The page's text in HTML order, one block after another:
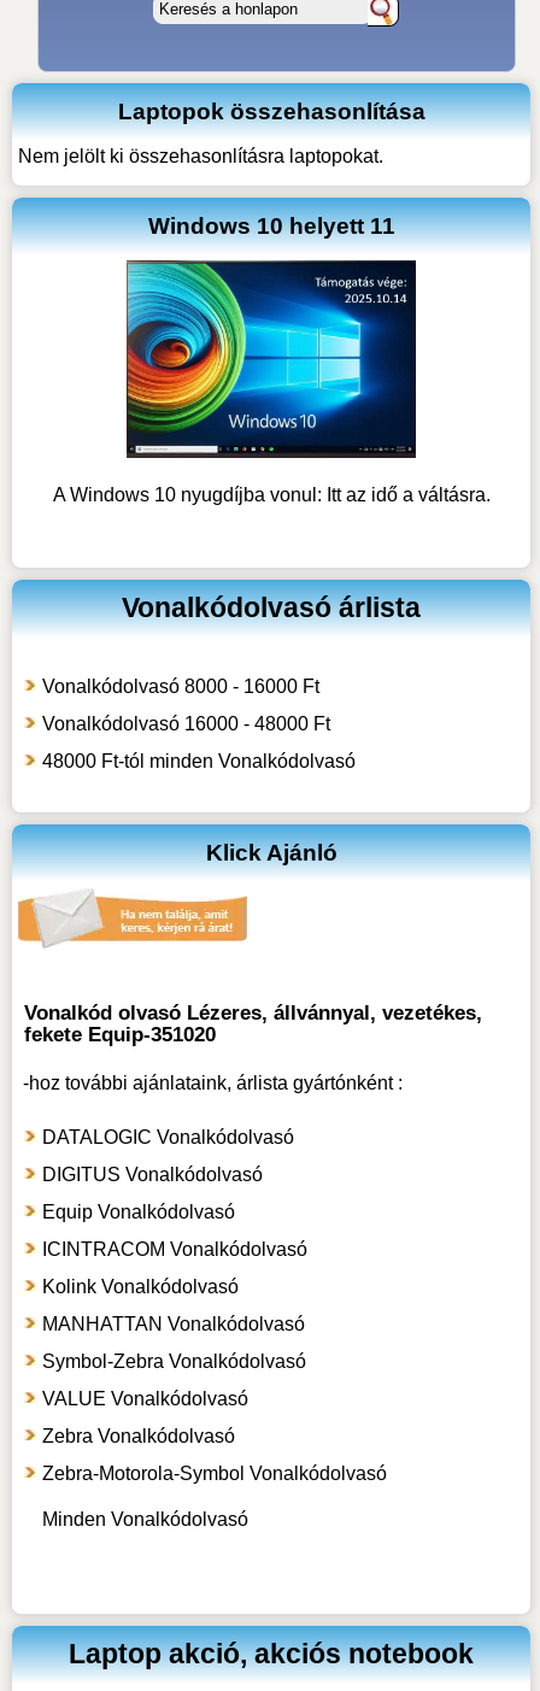
Laptopok összehasonlítása
Nem jelölt ki összehasonlításra laptopokat.
Windows 10 helyett 11
A Windows 10 nyugdíjba vonul: Itt az idő a váltásra.
Vonalkódolvasó árlista
Vonalkódolvasó 8000 - 16000 Ft
Vonalkódolvasó 16000 - 48000 Ft
48000 Ft-tól minden Vonalkódolvasó
Klick Ajánló
Vonalkód olvasó Lézeres, állvánnyal, vezetékes,
fekete Equip-351020
-hoz további ajánlataink, árlista gyártónként :
DATALOGIC Vonalkódolvasó
DIGITUS Vonalkódolvasó
Equip Vonalkódolvasó
ICINTRACOM Vonalkódolvasó
Kolink Vonalkódolvasó
MANHATTAN Vonalkódolvasó
Symbol-Zebra Vonalkódolvasó
VALUE Vonalkódolvasó
Zebra Vonalkódolvasó
Zebra-Motorola-Symbol Vonalkódolvasó
Minden Vonalkódolvasó
Laptop akció, akciós notebook